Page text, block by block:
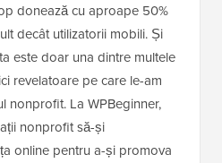
donează cu aproape 50%
decât utilizatorii mobili. Și
este doar una dintre multele
revelatoare pe care le-am
nonprofit. La WPBeginner,
nonprofit să-și
online pentru a-și promova